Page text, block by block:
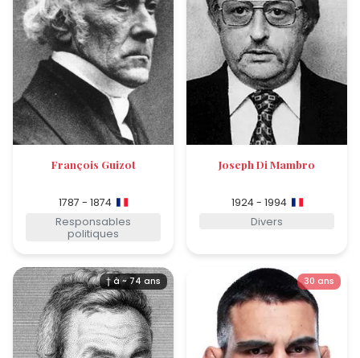
François Guizot
1787 - 1874
Responsables
politiques
Joseph Di Mambro
1924 - 1994
Divers
† à ~ 74 ans 30 ans